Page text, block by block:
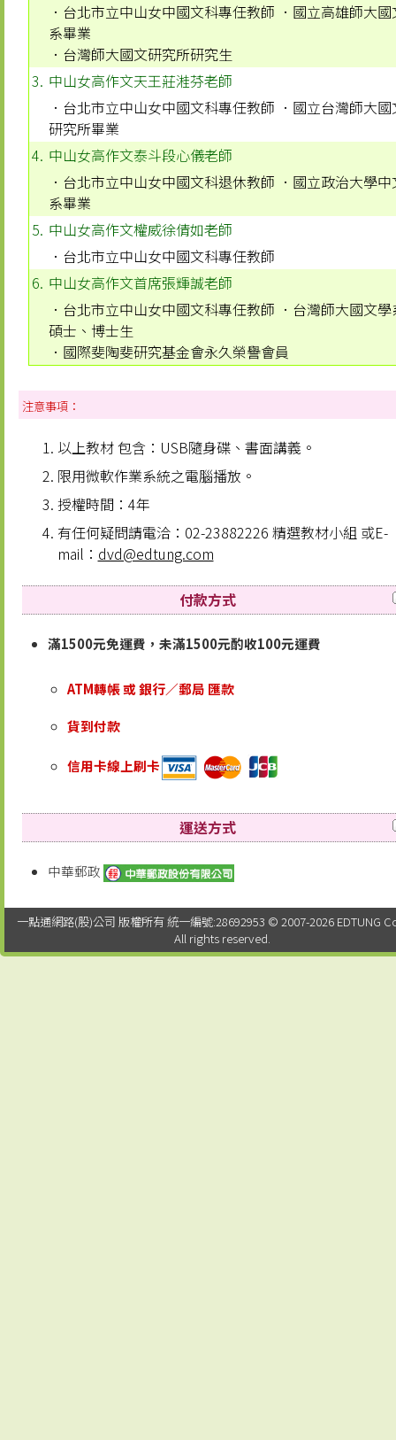
．台北市立中山女中國文科專任教師 ．國立高雄師大國
系畢業
．台灣師大國文研究所研究生
3. 中山女高作文天王莊溎芬老師
．台北市立中山女中國文科專任教師 ．國立台灣師大國
研究所畢業
4. 中山女高作文泰斗段心儀老師
．台北市立中山女中國文科退休教師 ．國立政治大學中
系畢業
5. 中山女高作文權威徐倩如老師
．台北市立中山女中國文科專任教師
6. 中山女高作文首席張輝誠老師
．台北市立中山女中國文科專任教師 ．台灣師大國文學
碩士、博士生
．國際斐陶斐研究基金會永久榮譽會員
注意事項：
以上教材 包含：USB隨身碟、書面講義。
限用微軟作業系統之電腦播放。
授權時間：4年
有任何疑問請電洽：02-23882226 精選教材小組 或E-
mail： dvd@edtung.com
付款方式
滿1500元免運費，未滿1500元酌收100元運費
ATM轉帳 或 銀行／郵局 匯款
貨到付款
信用卡線上刷卡
運送方式
中華郵政
一點通網路(股)公司 版權所有 統一編號:28692953 © 2007-2026 EDTUNG
All rights reserved.